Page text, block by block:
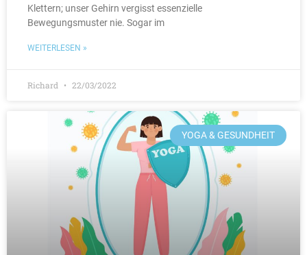
Klettern; unser Gehirn vergisst essenzielle
Bewegungsmuster nie. Sogar im
WEITERLESEN »
Richard 22/03/2022
YOGA & GESUNDHEIT